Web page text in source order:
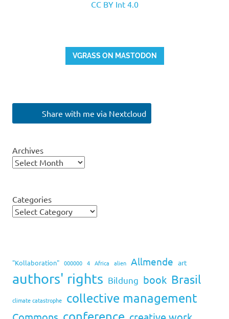
CC BY Int 4.0
VGRASS ON MASTODON
Share with me via Nextcloud
Archives
Categories
"Kollaboration" 000000 4 Africa alien Allmende art
authors' rights Bildung book Brasil
climate catastrophe collective management